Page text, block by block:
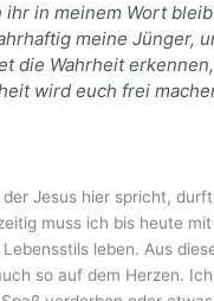
ihr in meinem Wort
meine Jünger,
die Wahrheit
wird euch frei
der Jesus hier spricht,
muss ich bis heute mit
leben. Aus
so auf dem Herzen.